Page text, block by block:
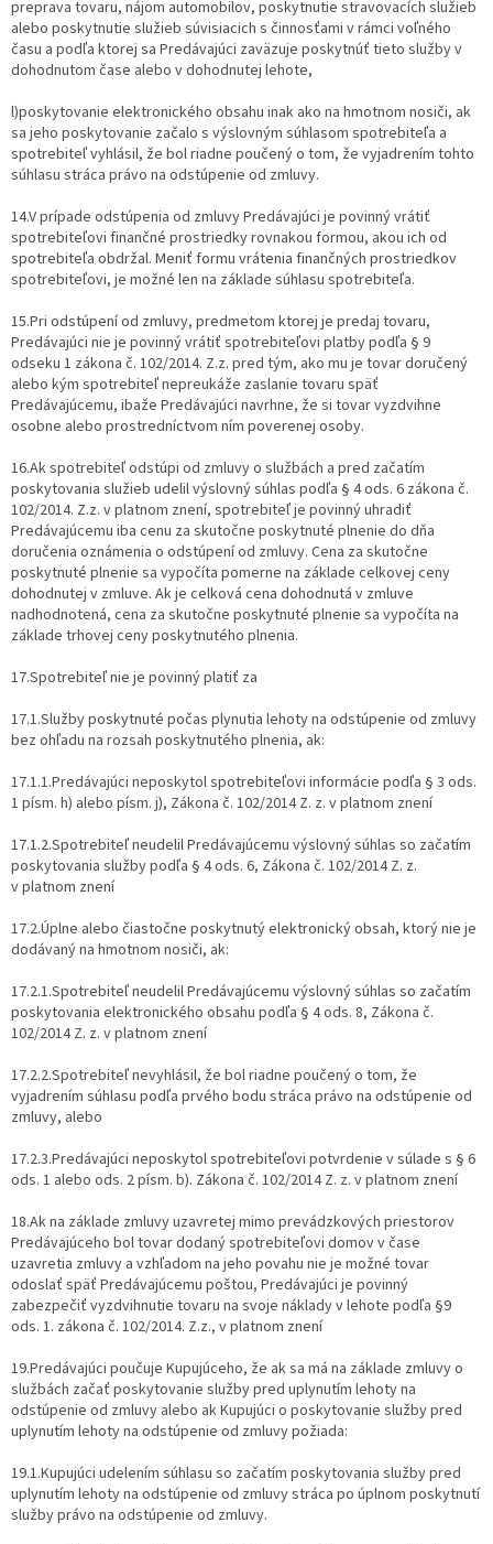
preprava tovaru, nájom automobilov, poskytnutie stravovacích služieb
alebo poskytnutie služieb súvisiacich s činnosťami v rámci voľného
času a podľa ktorej sa Predávajúci zaväzuje poskytnúť tieto služby v
dohodnutom čase alebo v dohodnutej lehote,
l)poskytovanie elektronického obsahu inak ako na hmotnom nosiči, ak
sa jeho poskytovanie začalo s výslovným súhlasom spotrebiteľa a
spotrebiteľ vyhlásil, že bol riadne poučený o tom, že vyjadrením tohto
súhlasu stráca právo na odstúpenie od zmluvy.
14.V prípade odstúpenia od zmluvy Predávajúci je povinný vrátiť
spotrebiteľovi finančné prostriedky rovnakou formou, akou ich od
spotrebiteľa obdržal. Meniť formu vrátenia finančných prostriedkov
spotrebiteľovi, je možné len na základe súhlasu spotrebiteľa.
15.Pri odstúpení od zmluvy, predmetom ktorej je predaj tovaru,
Predávajúci nie je povinný vrátiť spotrebiteľovi platby podľa § 9
odseku 1 zákona č. 102/2014. Z.z. pred tým, ako mu je tovar doručený
alebo kým spotrebiteľ nepreukáže zaslanie tovaru späť
Predávajúcemu, ibaže Predávajúci navrhne, že si tovar vyzdvihne
osobne alebo prostredníctvom ním poverenej osoby.
16.Ak spotrebiteľ odstúpi od zmluvy o službách a pred začatím
poskytovania služieb udelil výslovný súhlas podľa § 4 ods. 6 zákona č.
102/2014. Z.z. v platnom znení, spotrebiteľ je povinný uhradiť
Predávajúcemu iba cenu za skutočne poskytnuté plnenie do dňa
doručenia oznámenia o odstúpení od zmluvy. Cena za skutočne
poskytnuté plnenie sa vypočíta pomerne na základe celkovej ceny
dohodnutej v zmluve. Ak je celková cena dohodnutá v zmluve
nadhodnotená, cena za skutočne poskytnuté plnenie sa vypočíta na
základe trhovej ceny poskytnutého plnenia.
17.Spotrebiteľ nie je povinný platiť za
17.1.Služby poskytnuté počas plynutia lehoty na odstúpenie od zmluvy
bez ohľadu na rozsah poskytnutého plnenia, ak:
17.1.1.Predávajúci neposkytol spotrebiteľovi informácie podľa § 3 ods.
1 písm. h) alebo písm. j), Zákona č. 102/2014 Z. z. v platnom znení
17.1.2.Spotrebiteľ neudelil Predávajúcemu výslovný súhlas so začatím
poskytovania služby podľa § 4 ods. 6, Zákona č. 102/2014 Z. z.
v platnom znení
17.2.Úplne alebo čiastočne poskytnutý elektronický obsah, ktorý nie je
dodávaný na hmotnom nosiči, ak:
17.2.1.Spotrebiteľ neudelil Predávajúcemu výslovný súhlas so začatím
poskytovania elektronického obsahu podľa § 4 ods. 8, Zákona č.
102/2014 Z. z. v platnom znení
17.2.2.Spotrebiteľ nevyhlásil, že bol riadne poučený o tom, že
vyjadrením súhlasu podľa prvého bodu stráca právo na odstúpenie od
zmluvy, alebo
17.2.3.Predávajúci neposkytol spotrebiteľovi potvrdenie v súlade s § 6
ods. 1 alebo ods. 2 písm. b). Zákona č. 102/2014 Z. z. v platnom znení
18.Ak na základe zmluvy uzavretej mimo prevádzkových priestorov
Predávajúceho bol tovar dodaný spotrebiteľovi domov v čase
uzavretia zmluvy a vzhľadom na jeho povahu nie je možné tovar
odoslať späť Predávajúcemu poštou, Predávajúci je povinný
zabezpečiť vyzdvihnutie tovaru na svoje náklady v lehote podľa §9
ods. 1. zákona č. 102/2014. Z.z., v platnom znení
19.Predávajúci poučuje Kupujúceho, že ak sa má na základe zmluvy o
službách začať poskytovanie služby pred uplynutím lehoty na
odstúpenie od zmluvy alebo ak Kupujúci o poskytovanie služby pred
uplynutím lehoty na odstúpenie od zmluvy požiada:
19.1.Kupujúci udelením súhlasu so začatím poskytovania služby pred
uplynutím lehoty na odstúpenie od zmluvy stráca po úplnom poskytnutí
služby právo na odstúpenie od zmluvy.